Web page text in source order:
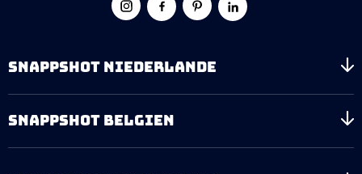
SNAPPSHOT NIEDERLANDE
SNAPPSHOT BELGIEN